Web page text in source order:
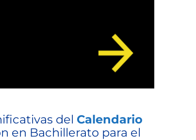
del Calendario
en Bachillerato para el